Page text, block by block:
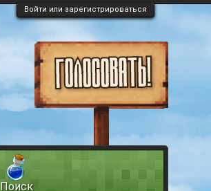
Войти или зарегистрироваться
Поиск